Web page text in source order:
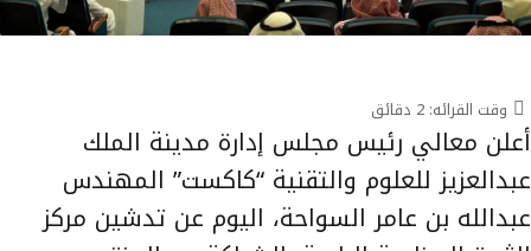
وقت القرائه: 2 دقائق
أعلن معالي رئيس مجلس إدارة مدينة الملك
عبدالعزيز للعلوم والتقنية “كاكست” المهندس
عبدالله بن عامر السواحة، اليوم عن تدشين مركز